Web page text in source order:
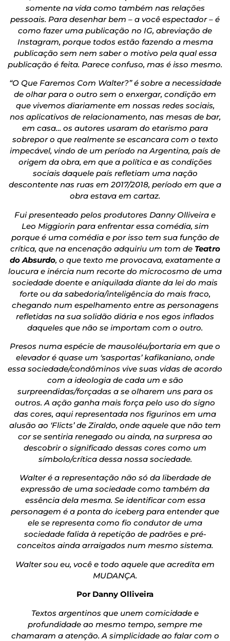
somente na vida como também nas relações
pessoais. Para desenhar bem – a você espectador – é
como fazer uma publicação no IG, abreviação de
Instagram, porque todos estão fazendo a mesma
publicação sem nem saber o motivo pela qual essa
publicação é feita. Parece confuso, mas é isso mesmo.
“O Que Faremos Com Walter?” é sobre a necessidade
de olhar para o outro sem o enxergar, condição em
que vivemos diariamente em nossas redes sociais,
nos aplicativos de relacionamento, nas mesas de bar,
em casa… os autores usaram do etarismo para
sobrepor o que realmente se escancara com o texto
impecável, vindo de um período na Argentina, país de
origem da obra, em que a política e as condições
sociais daquele país refletiam uma nação
descontente nas ruas em 2017/2018, período em que a
obra estava em cartaz.
Fui presenteado pelos produtores Danny Olliveira e
Leo Miggiorin para enfrentar essa comédia, sim
porque é uma comédia e por isso tem sua função de
crítica, que na encenação adquiriu um tom de Teatro
do Absurdo, o que texto me provocava, exatamente a
loucura e inércia num recorte do microcosmo de uma
sociedade doente e aniquilada diante da lei do mais
forte ou da sabedoria/inteligência do mais fraco,
chegando num espelhamento entre as personagens
refletidas na sua solidão diária e nos egos inflados
daqueles que não se importam com o outro.
Presos numa espécie de mausoléu/portaria em que o
elevador é quase um ‘sasportas’ kafikaniano, onde
essa sociedade/condôminos vive suas vidas de acordo
com a ideologia de cada um e são
surpreendidas/forçadas a se olharem uns para os
outros. A ação ganha mais força pelo uso do signo
das cores, aqui representada nos figurinos em uma
alusão ao ‘Flicts’ de Ziraldo, onde aquele que não tem
cor se sentiria renegado ou ainda, na surpresa ao
descobrir o significado dessas cores como um
símbolo/crítica dessa nossa sociedade.
Walter é a representação não só da liberdade de
expressão de uma sociedade como também da
essência dela mesma. Se identificar com essa
personagem é a ponta do iceberg para entender que
ele se representa como fio condutor de uma
sociedade falida à repetição de padrões e pré-
conceitos ainda arraigados num mesmo sistema.
Walter sou eu, você e todo aquele que acredita em
MUDANÇA.
Por Danny Olliveira
Textos argentinos que unem comicidade e
profundidade ao mesmo tempo, sempre me
chamaram a atenção. A simplicidade ao falar com o